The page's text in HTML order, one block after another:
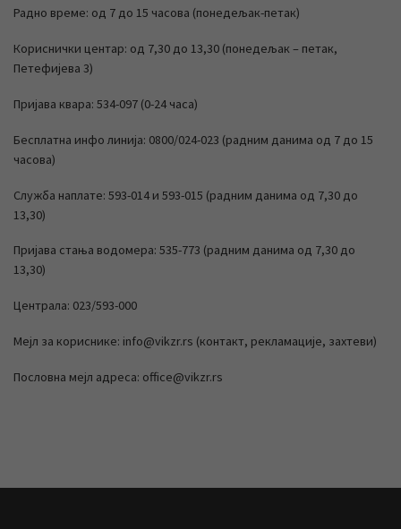
Радно време: од 7 до 15 часова (понедељак-петак)
Кориснички центар: од 7,30 до 13,30 (понедељак – петак,
Петефијева 3)
Пријава квара: 534-097 (0-24 часа)
Бесплатна инфо линија: 0800/024-023 (радним данима од 7 до 15
часова)
Служба наплате: 593-014 и 593-015 (радним данима од 7,30 до
13,30)
Пријава стања водомера: 535-773 (радним данима од 7,30 до
13,30)
Централа: 023/593-000
Мејл за кориснике: info@vikzr.rs (контакт, рекламације, захтеви)
Пословна мејл адреса: office@vikzr.rs